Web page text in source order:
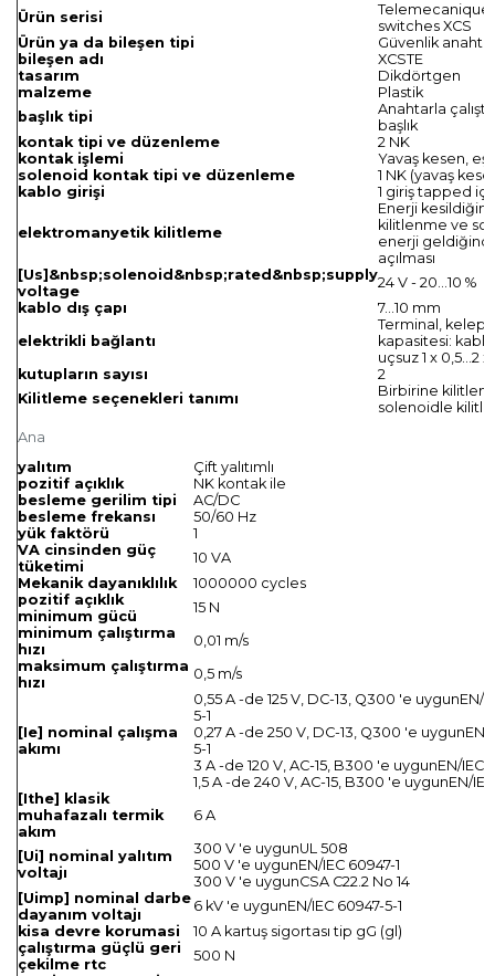
Ana
Ürün serisi
Telemecanique
switches XCS
Ürün ya da bileşen tipi
Güvenlik
bileşen adı
XCSTE
tasarım
Dikdörtgen
malzeme
Plastik
başlık tipi
Anahtarla
başlık
kontak tipi ve düzenleme
2 NK
kontak işlemi
Yavaş kesen,
solenoid kontak tipi ve düzenleme
1 NK (yavaş
kablo girişi
1 giriş tapped
elektromanyetik kilitleme
Enerji
kilitlenme ve
enerji
açılması
[Us]&nbsp;solenoid&nbsp;rated&nbsp;supply
voltage
24 V - 20...10 %
kablo dış çapı
7…10 mm
elektrikli bağlantı
Terminal,
kapasitesi:
uçsuz 1 x 0,5...2 x
kutupların sayısı
2
Kilitleme seçenekleri tanımı
Birbirine
solenoidle
yalıtım
Çift yalıtımlı
pozitif açıklık
NK kontak ile
besleme gerilim tipi
AC/DC
besleme frekansı
50/60 Hz
yük faktörü
1
VA cinsinden güç
tüketimi
10 VA
Mekanik dayanıklılık
1000000 cycles
pozitif açıklık
minimum gücü
15 N
minimum çalıştırma
hızı
0,01 m/s
maksimum çalıştırma
hızı
0,5 m/s
[Ie] nominal çalışma
akımı
0,55 A -de 125 V, DC-13, Q300 'e uygunEN/
5-1
0,27 A -de 250 V, DC-13, Q300 'e uygunEN/
5-1
3 A -de 120 V, AC-15, B300 'e uygunEN/IEC
1,5 A -de 240 V, AC-15, B300 'e uygunEN/
[Ithe] klasik
muhafazalı termik
akım
6 A
[Ui] nominal yalıtım
voltajı
300 V 'e uygunUL 508
500 V 'e uygunEN/IEC 60947-1
300 V 'e uygunCSA C22.2 No 14
[Uimp] nominal darbe
dayanım voltajı
6 kV 'e uygunEN/IEC 60947-5-1
kisa devre korumasi
10 A kartuş sigortası tip gG (gl)
çalıştırma güçlü geri
çekilme rtc
500 N